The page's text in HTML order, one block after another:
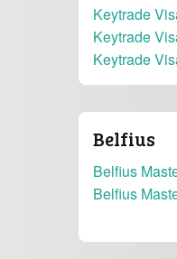
Keytrade
Keytrade
Keytrade
Belfius
Belfius
Belfius